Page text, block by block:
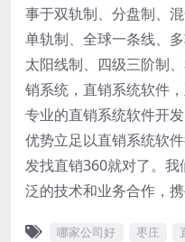
事于双轨制、分盘制、
单轨制、全球一条线、
太阳线制、四级三阶制
销系统，直销系统软件
专业的直销系统软件开
优势立足以直销系统软
发找直销360就对了。
泛的技术和业务合作，携
哪家公司好 枣庄